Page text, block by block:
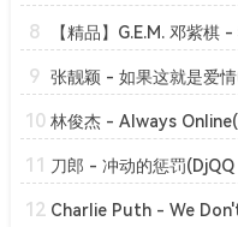
8
9
10 林俊杰 - Always
11 刀郎 - 冲动的惩罚
12